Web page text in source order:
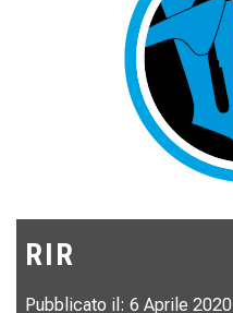
RIR
Pubblicato il: 6 Aprile 2020